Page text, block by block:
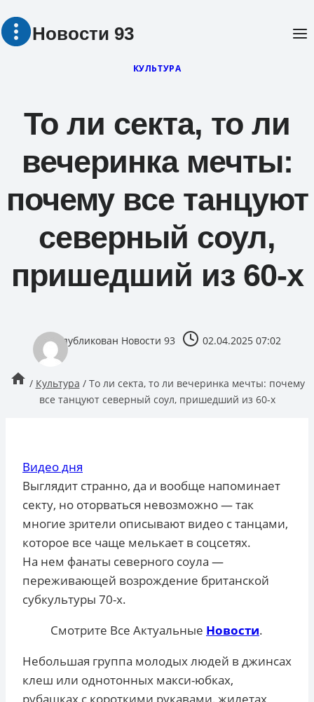
Перейти
Новости 93
КУЛЬТУРА
То ли секта, то ли
вечеринка мечты:
почему все танцуют
северный соул,
пришедший из 60-х
опубликован Новости 93 02.04.2025 07:02
/ Культура / То ли секта, то ли вечеринка мечты: почему
все танцуют северный соул, пришедший из 60-х
Видео дня
Выглядит странно, да и вообще напоминает
секту, но оторваться невозможно — так
многие зрители описывают видео с танцами,
которое все чаще мелькает в соцсетях.
На нем фанаты северного соула —
переживающей возрождение британской
субкультуры 70-х.
Смотрите Все Актуальные Новости.
Небольшая группа молодых людей в джинсах
клеш или однотонных макси-юбках,
рубашках с короткими рукавами, жилетах